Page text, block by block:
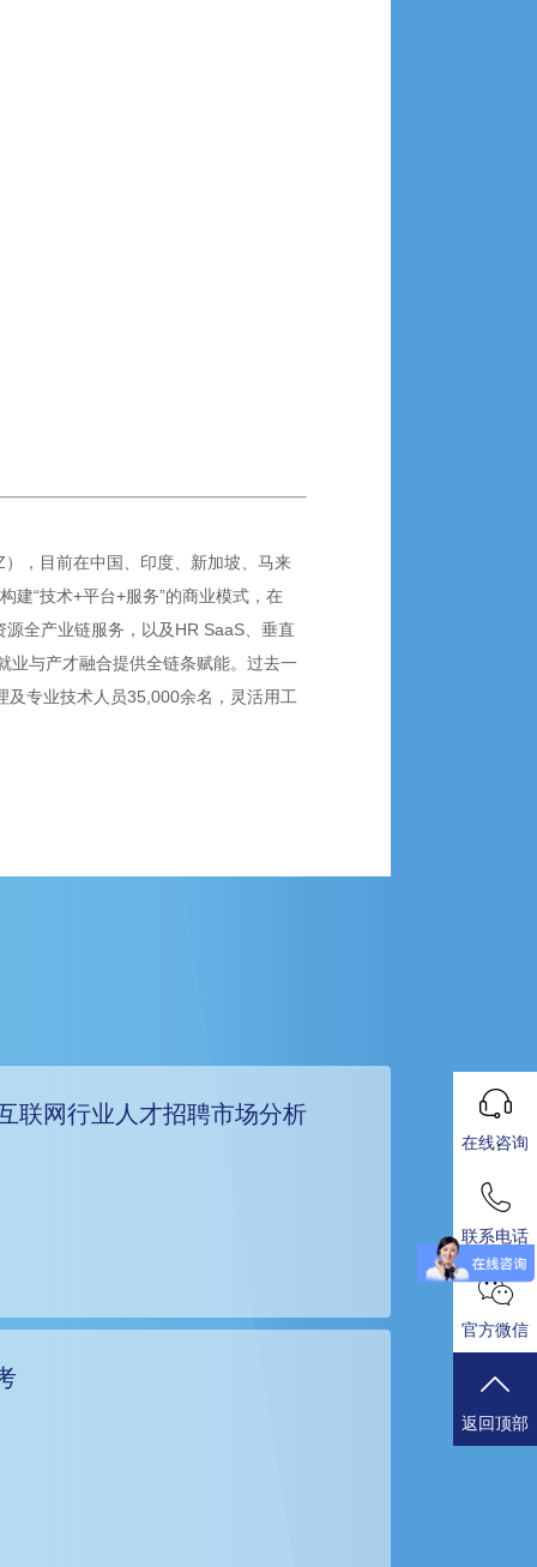
，目前在中国、印度、新加坡、马来
建“技术+平台+服务”的商业模式，在
全产业链服务，以及HR SaaS、垂直
业与产才融合提供全链条赋能。过去一
专业技术人员35,000余名，灵活用工
联网行业人才招聘市场分析
在线咨询
联系电话
官方微信
返回顶部